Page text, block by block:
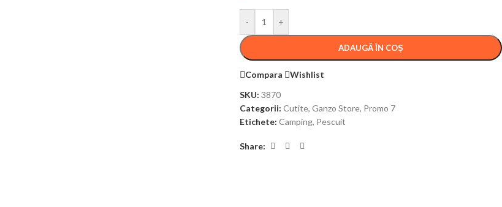
- +
ADAUGĂ ÎN COȘ
Compara
Wishlist
SKU: 3870
Categorii: Cutite, Ganzo Store, Promo 7
Etichete: Camping, Pescuit
Share: